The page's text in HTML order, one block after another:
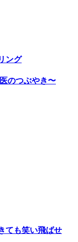
ング
のつぶやき〜
ても笑い飛ばせ